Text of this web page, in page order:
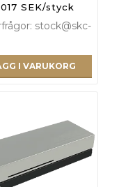
SEK/styck
stock@skc-
I VARUKORG